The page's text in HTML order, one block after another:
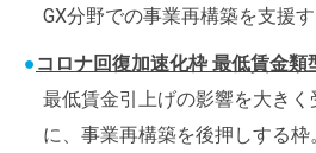
GX分野での事業再構築を支援す
コロナ回復加速化枠 最低賃金類
最低賃金引上げの影響を大き
に、事業再構築を後押しする枠